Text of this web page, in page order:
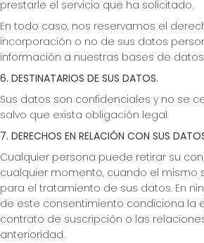
prestarle el servicio que ha solicitado.
En todo caso, nos reservamos el
incorporación o no de sus datos
información a nuestras bases de
6. DESTINATARIOS DE SUS DATOS.
Sus datos son confidenciales y no se
salvo que exista obligación legal.
7. DERECHOS EN RELACIÓN CON SUS
Cualquier persona puede retirar su
cualquier momento, cuando el mismo
para el tratamiento de sus datos. En
de este consentimiento condiciona la
contrato de suscripción o las
anterioridad.